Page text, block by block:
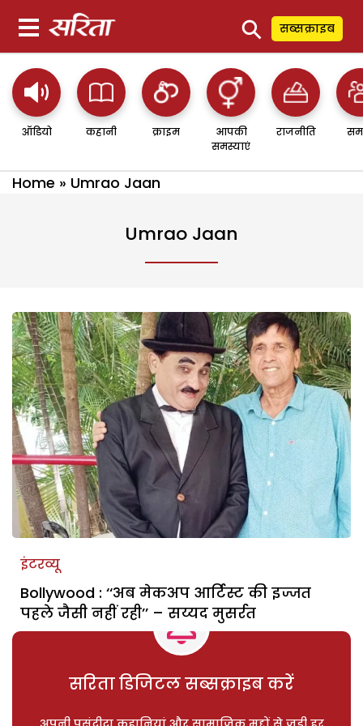
⚲ सब्सक्राइब
ऑडियो कहानी क्राइम
आपकी
समस्याएं
राजनीति
Home » Umrao Jaan
Umrao Jaan
इंटरव्यू
Bollywood : ‘‘अब मेकअप आर्टिस्ट की इज्जत
पहले जैसी नहीं रही’’ – सय्यद मुसर्रत
सरिता डिजिटल सब्सक्राइब करें